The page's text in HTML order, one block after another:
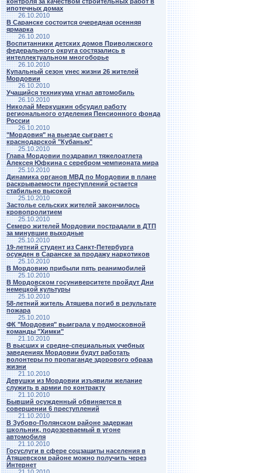
ипотечных домах
26.10.2010
В Саранске состоится очередная осенняя
ярмарка
26.10.2010
Воспитанники детских домов Приволжского
федерального округа состязались в
интеллектуальном многоборье
26.10.2010
Купальный сезон унес жизни 26 жителей
Мордовии
26.10.2010
Учащийся техникума угнал автомобиль
26.10.2010
Николай Меркушкин обсудил работу
регионального отделения Пенсионного фонда
России
26.10.2010
"Мордовия" на выезде сыграет с
краснодарской "Кубанью"
25.10.2010
Глава Мордовии поздравил тяжелоатлета
Алексея Юфкина с серебром чемпионата мира
25.10.2010
Динамика органов МВД по Мордовии в плане
раскрываемости преступлений остается
стабильно высокой
25.10.2010
Застолье сельских жителей закончилось
кровопролитием
25.10.2010
Семеро жителей Мордовии пострадали в ДТП
за минувшие выходные
25.10.2010
19-летний студент из Санкт-Петербурга
осужден в Саранске за продажу наркотиков
25.10.2010
В Мордовию прибыли пять реанимобилей
25.10.2010
В Мордовском госуниверситете пройдут Дни
немецкой культуры
25.10.2010
58-летний житель Атяшева погиб в результате
пожара
25.10.2010
ФК "Мордовия" выиграла у подмосковной
команды "Химки"
21.10.2010
В высших и средне-специальных учебных
заведениях Мордовии будут работать
волонтеры по пропаганде здорового образа
жизни
21.10.2010
Девушки из Мордовии изъявили желание
служить в армии по контракту
21.10.2010
Бывший осужденный обвиняется в
совершении 6 преступлений
21.10.2010
В Зубово-Полянском районе задержан
школьник, подозреваемый в угоне
автомобиля
21.10.2010
Госуслуги в сфере соцзащиты населения в
Атяшевском районе можно получить через
Интернет